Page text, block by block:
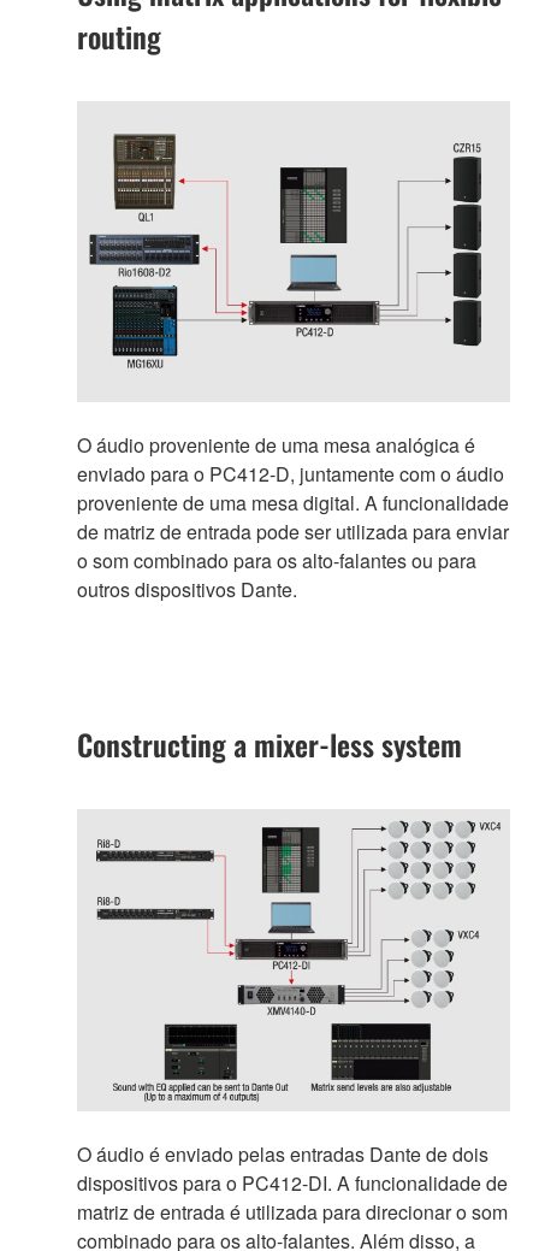
routing
O áudio proveniente de uma mesa analógica é
enviado para o PC412-D, juntamente com o áudio
proveniente de uma mesa digital. A funcionalidade
de matriz de entrada pode ser utilizada para enviar
o som combinado para os alto-falantes ou para
outros dispositivos Dante.
Constructing a mixer-less system
O áudio é enviado pelas entradas Dante de dois
dispositivos para o PC412-DI. A funcionalidade de
matriz de entrada é utilizada para direcionar o som
combinado para os alto-falantes. Além disso, a